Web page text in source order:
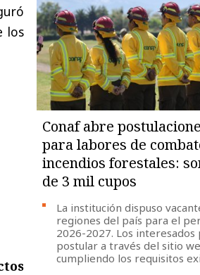
los
Conaf abre
para labores de
incendios forestales:
de 3 mil cupos
La institución dispuso
regiones del país para el
2026-2027. Los interesados
postular a través del sitio
cumpliendo los requisitos